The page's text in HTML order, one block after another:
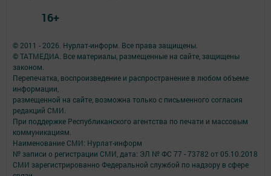
© 2011 - 2026. Нурлат-⁠информ. Все права защищены.
© ТАТМЕДИА. Все материалы, размещенные на сайте, защищены
законом.
Перепечатка, воспроизведение и распространение в любом объеме
информации,
размещенной на сайте, возможна только с письменного согласия
редакций СМИ.
При поддержке Республиканского агентства по печати и массовым
коммуникациям.
Наименование СМИ: Нурлат-⁠информ
№ записи о регистрации СМИ, дата: ЭЛ № ФС 77 -⁠ 73782 от 05.10.2018
СМИ зарегистрированно Федеральной службой по надзору в сфере
16+